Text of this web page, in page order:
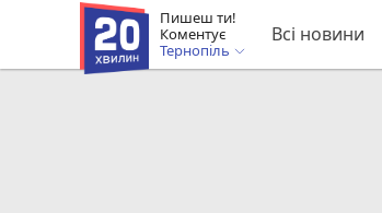
Пишеш ти!
Коментує
Тернопіль
Всі новини